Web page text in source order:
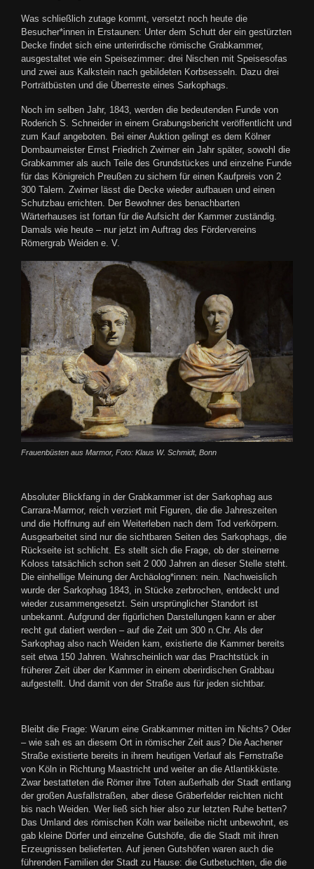
Was schließlich zutage kommt, versetzt noch heute die
Besucher*innen in Erstaunen: Unter dem Schutt der ein gestürzten
Decke findet sich eine unterirdische römische Grabkammer,
ausgestaltet wie ein Speisezimmer: drei Nischen mit Speisesofas
und zwei aus Kalkstein nach gebildeten Korbsesseln. Dazu drei
Porträtbüsten und die Überreste eines Sarkophags.
Noch im selben Jahr, 1843, werden die bedeutenden Funde von
Roderich S. Schneider in einem Grabungsbericht veröffentlicht und
zum Kauf angeboten. Bei einer Auktion gelingt es dem Kölner
Dombaumeister Ernst Friedrich Zwirner ein Jahr später, sowohl die
Grabkammer als auch Teile des Grundstückes und einzelne Funde
für das Königreich Preußen zu sichern für einen Kaufpreis von 2
300 Talern. Zwirner lässt die Decke wieder aufbauen und einen
Schutzbau errichten. Der Bewohner des benachbarten
Wärterhauses ist fortan für die Aufsicht der Kammer zuständig.
Damals wie heute – nur jetzt im Auftrag des Fördervereins
Römergrab Weiden e. V.
Frauenbüsten aus Marmor, Foto: Klaus W. Schmidt, Bonn
Absoluter Blickfang in der Grabkammer ist der Sarkophag aus
Carrara-Marmor, reich verziert mit Figuren, die die Jahreszeiten
und die Hoffnung auf ein Weiterleben nach dem Tod verkörpern.
Ausgearbeitet sind nur die sichtbaren Seiten des Sarkophags, die
Rückseite ist schlicht. Es stellt sich die Frage, ob der steinerne
Koloss tatsächlich schon seit 2 000 Jahren an dieser Stelle steht.
Die einhellige Meinung der Archäolog*innen: nein. Nachweislich
wurde der Sarkophag 1843, in Stücke zerbrochen, entdeckt und
wieder zusammengesetzt. Sein ursprünglicher Standort ist
unbekannt. Aufgrund der figürlichen Darstellungen kann er aber
recht gut datiert werden – auf die Zeit um 300 n.Chr. Als der
Sarkophag also nach Weiden kam, existierte die Kammer bereits
seit etwa 150 Jahren. Wahrscheinlich war das Prachtstück in
früherer Zeit über der Kammer in einem oberirdischen Grabbau
aufgestellt. Und damit von der Straße aus für jeden sichtbar.
Bleibt die Frage: Warum eine Grabkammer mitten im Nichts? Oder
– wie sah es an diesem Ort in römischer Zeit aus? Die Aachener
Straße existierte bereits in ihrem heutigen Verlauf als Fernstraße
von Köln in Richtung Maastricht und weiter an die Atlantikküste.
Zwar bestatteten die Römer ihre Toten außerhalb der Stadt entlang
der großen Ausfallstraßen, aber diese Gräberfelder reichten nicht
bis nach Weiden. Wer ließ sich hier also zur letzten Ruhe betten?
Das Umland des römischen Köln war beileibe nicht unbewohnt, es
gab kleine Dörfer und einzelne Gutshöfe, die die Stadt mit ihren
Erzeugnissen belieferten. Auf jenen Gutshöfen waren auch die
führenden Familien der Stadt zu Hause: die Gutbetuchten, die die